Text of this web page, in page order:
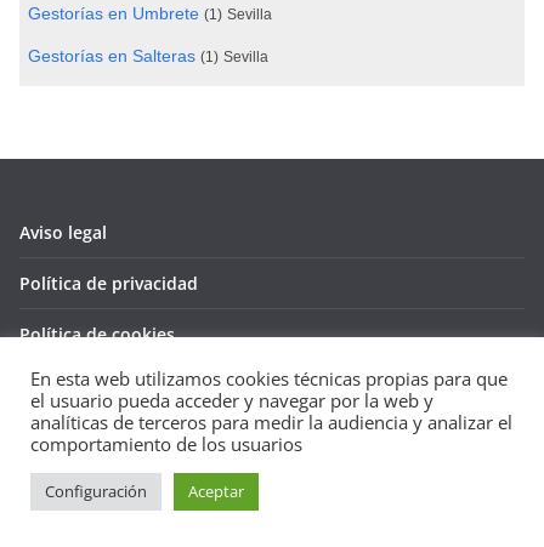
Gestorías en Umbrete (1) Sevilla
Gestorías en Salteras (1) Sevilla
Aviso legal
Política de privacidad
Política de cookies
Copyright © 2026Guía de empresas
reservados.
Tema:ColorMag por ThemeGrill. Funciona con
En esta web utilizamos cookies técnicas propias para que
el usuario pueda acceder y navegar por la web y
analíticas de terceros para medir la audiencia y analizar el
comportamiento de los usuarios
Configuración Aceptar